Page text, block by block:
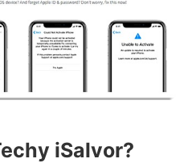
iSalvor?